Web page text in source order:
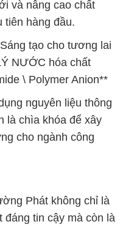
và nâng cao chất
tiên hàng đầu.
tạo cho tương lai
NƯỚC hóa chất
\ Polymer Anion**
nguyên liệu thông
là chìa khóa để xây
cho ngành công
Phát không chỉ là
đáng tin cậy mà còn là